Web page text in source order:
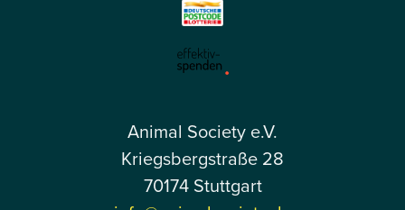
Animal Society e.V.
Kriegsbergstraße 28
70174 Stuttgart